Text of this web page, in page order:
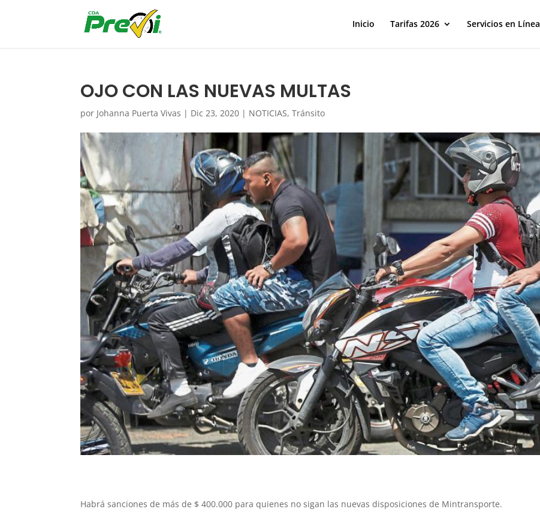
Inicio Tarifas 2026 Servicios en Línea
OJO CON LAS NUEVAS MULTAS
por Johanna Puerta Vivas | Dic 23, 2020 | NOTICIAS,Tránsito
Habrá sanciones de más de $ 400.000 para quienes no sigan las nuevas disposiciones de Mintransporte.